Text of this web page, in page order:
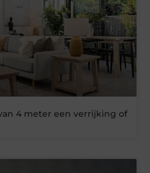
4 meter een verrijking of